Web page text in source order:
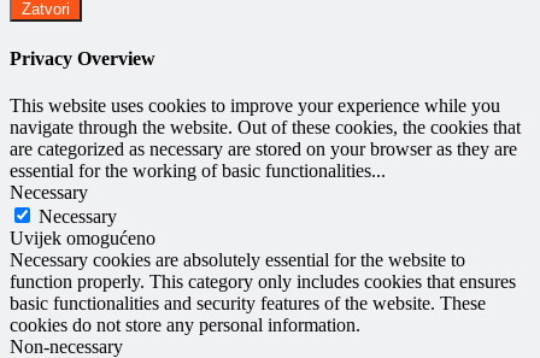
Zatvori
Privacy Overview
This website uses cookies to improve your experience while you
navigate through the website. Out of these cookies, the cookies that
are categorized as necessary are stored on your browser as they are
essential for the working of basic functionalities...
Necessary
Necessary
Uvijek omogućeno
Necessary cookies are absolutely essential for the website to
function properly. This category only includes cookies that ensures
basic functionalities and security features of the website. These
cookies do not store any personal information.
Non-necessary